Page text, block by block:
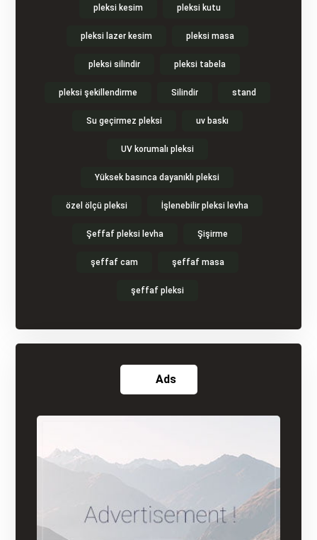
pleksi kesim pleksi kutu
pleksi lazer kesim pleksi masa
pleksi silindir pleksi tabela
pleksi şekillendirme Silindir stand
Su geçirmez pleksi uv baskı
UV korumalı pleksi
Yüksek basınca dayanıklı pleksi
özel ölçü pleksi İşlenebilir pleksi levha
Şeffaf pleksi levha Şişirme
şeffaf cam şeffaf masa
şeffaf pleksi
Ads